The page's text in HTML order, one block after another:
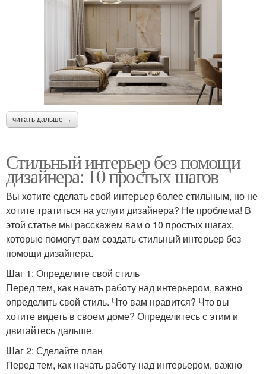
читать дальше →
Стильный интерьер без помощи
дизайнера: 10 простых шагов
Вы хотите сделать свой интерьер более стильным, но не
хотите тратиться на услуги дизайнера? Не проблема! В
этой статье мы расскажем вам о 10 простых шагах,
которые помогут вам создать стильный интерьер без
помощи дизайнера.
Шаг 1: Определите свой стиль
Перед тем, как начать работу над интерьером, важно
определить свой стиль. Что вам нравится? Что вы
хотите видеть в своем доме? Определитесь с этим и
двигайтесь дальше.
Шаг 2: Сделайте план
Перед тем, как начать работу над интерьером, важно